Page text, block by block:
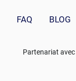
FAQ BLOG
Partenariat avec